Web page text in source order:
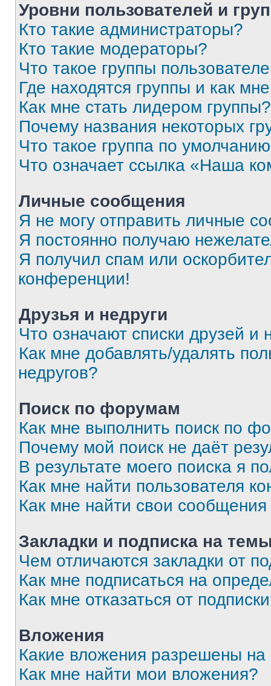
Уровни пользователей и
Кто такие администраторы?
Кто такие модераторы?
Что такое группы
Где находятся группы и как
Как мне стать лидером группы?
Почему названия некоторых
Что такое группа по
Что означает ссылка «Наша
Личные сообщения
Я не могу отправить личные
Я постоянно получаю
Я получил спам или
конференции!
Друзья и недруги
Что означают списки друзей и
Как мне добавлять/удалять
недругов?
Поиск по форумам
Как мне выполнить поиск по
Почему мой поиск не даёт
В результате моего поиска я
Как мне найти пользователя
Как мне найти свои
Закладки и подписка на
Чем отличаются закладки от
Как мне подписаться на
Как мне отказаться от
Вложения
Какие вложения разрешены
Как мне найти мои вложения?